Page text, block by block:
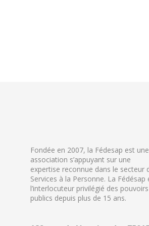
Fondée en 2007, la Fédesap est une
association s’appuyant sur une
expertise reconnue dans le secteur
Services à la Personne. La Fédésap
l’interlocuteur privilégié des pouvoirs
publics depuis plus de 15 ans.